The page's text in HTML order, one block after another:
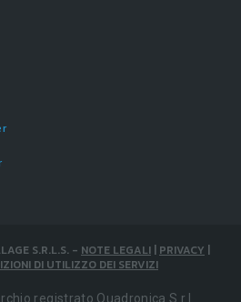
S.R.L.S. - NOTE LEGALI | PRIVACY |
DI UTILIZZO DEI SERVIZI
registrato Quadronica S.r.l.